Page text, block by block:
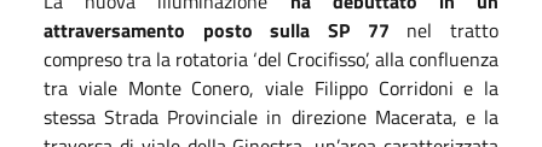
attraversamento posto sulla SP 77 nel tratto
compreso tra la rotatoria ‘del Crocifisso’, alla confluenza
tra viale Monte Conero, viale Filippo Corridoni e la
stessa Strada Provinciale in direzione Macerata, e la